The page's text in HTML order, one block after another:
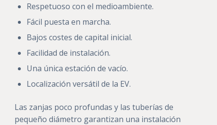
Respetuoso con el medioambiente.
Fácil puesta en marcha.
Bajos costes de capital inicial.
Facilidad de instalación.
Una única estación de vacío.
Localización versátil de la EV.
Las zanjas poco profundas y las tuberías de
pequeño diámetro garantizan una instalación